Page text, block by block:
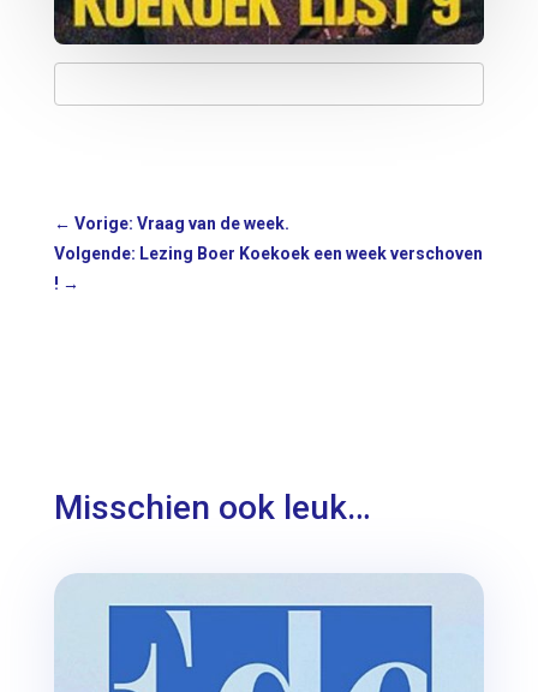
← Vorige: Vraag van de week.
Volgende: Lezing Boer Koekoek een week verschoven
! →
Misschien ook leuk…